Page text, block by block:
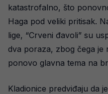
katastrofalno, što
Haga pod veliki pritisak.
lige, “Crveni đavoli” su
dva poraza, zbog čega je
ponovo glavna tema na
Kladionice predviđaju da